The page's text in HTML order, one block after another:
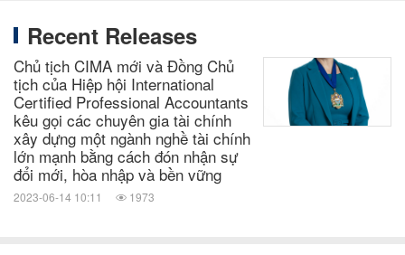
tài chính.
Giới thiệu về Chartered Institute of Management
Accountants
Được thành lập vào năm 1919, Viện Kế toán Quản
(
Recent Releases
Chủ tịch CIMA mới và Đồng Chủ
tịch của Hiệp hội International
Certified Professional Accountants
kêu gọi các chuyên gia tài chính
xây dựng một ngành nghề tài chính
lớn mạnh bằng cách đón nhận sự
đổi mới, hòa nhập và bền vững
2023-06-14 10:11 1973